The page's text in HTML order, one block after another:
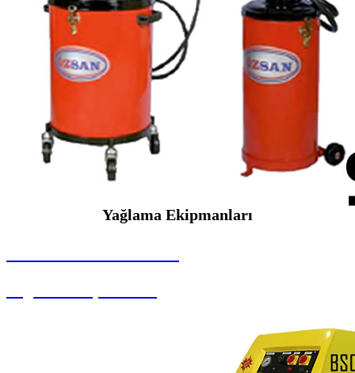
Yağlama Ekipmanları